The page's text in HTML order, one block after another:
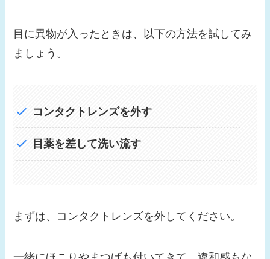
目に異物が入ったときは、以下の方法を試してみ
ましょう。
コンタクトレンズを外す
目薬を差して洗い流す
まずは、コンタクトレンズを外してください。